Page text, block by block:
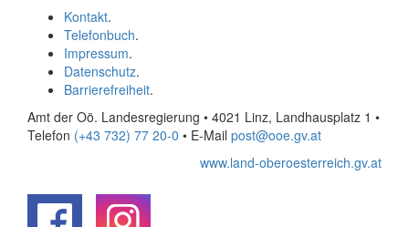
Kontakt.
Telefonbuch.
Impressum.
Datenschutz.
Barrierefreiheit.
Amt der Oö. Landesregierung • 4021 Linz, Landhausplatz 1 •
Telefon (+43 732) 77 20-0 • E-Mail post@ooe.gv.at
www.land-oberoesterreich.gv.at